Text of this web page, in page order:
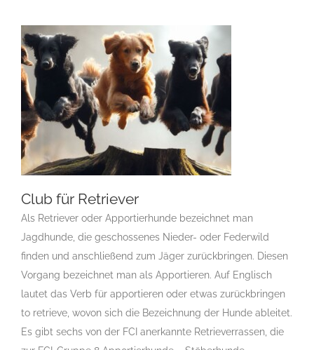
Club für Retriever
Club für Retriever
Als Retriever oder Apportierhunde bezeichnet man
Jagdhunde, die geschossenes Nieder- oder Federwild
finden und anschließend zum Jäger zurückbringen. Diesen
Vorgang bezeichnet man als Apportieren. Auf Englisch
lautet das Verb für apportieren oder etwas zurückbringen
to retrieve, wovon sich die Bezeichnung der Hunde ableitet.
Es gibt sechs von der FCI anerkannte Retrieverrassen, die